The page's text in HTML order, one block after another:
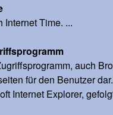
Internet Time. ...
auch
für den Benutzer
Internet Explorer,